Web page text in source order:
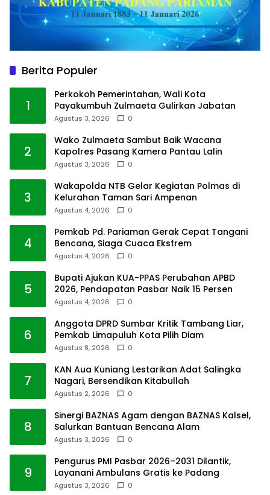
Berita Populer
1
Perkokoh Pemerintahan, Wali Kota
Payakumbuh Zulmaeta Gulirkan Jabatan
Agustus 3, 2026 0
2
Wako Zulmaeta Sambut Baik Wacana
Kapolres Pasang Kamera Pantau Lalin
Agustus 3, 2026 0
3
Wakapolda NTB Gelar Kegiatan Polmas di
Kelurahan Taman Sari Ampenan
Agustus 4, 2026 0
4
Pemkab Pd. Pariaman Gerak Cepat Tangani
Bencana, Siaga Cuaca Ekstrem
Agustus 4, 2026 0
5
Bupati Ajukan KUA-PPAS Perubahan APBD
2026, Pendapatan Pasbar Naik 15 Persen
Agustus 4, 2026 0
6
Anggota DPRD Sumbar Kritik Tambang Liar,
Pemkab Limapuluh Kota Pilih Diam
Agustus 8, 2026 0
7
KAN Aua Kuniang Lestarikan Adat Salingka
Nagari, Bersendikan Kitabullah
Agustus 2, 2026 0
8
Sinergi BAZNAS Agam dengan BAZNAS Kalsel,
Salurkan Bantuan Bencana Alam
Agustus 3, 2026 0
9
Pengurus PMI Pasbar 2026–2031 Dilantik,
Layanani Ambulans Gratis ke Padang
Agustus 3, 2026 0